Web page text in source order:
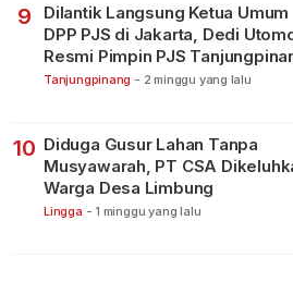
9
Dilantik Langsung Ketua Umum
DPP PJS di Jakarta, Dedi
Resmi Pimpin PJS
Bintan
Tanjungpinang - 2 minggu yang lalu
10 Diduga Gusur Lahan Tanpa
Musyawarah, PT CSA
Warga Desa Limbung
Lingga - 1 minggu yang lalu